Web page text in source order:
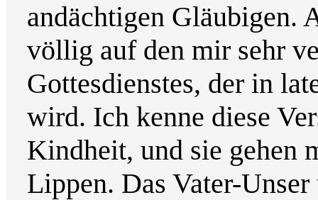
andächtigen Gläubigen.
völlig auf den mir sehr
Gottesdienstes, der in
wird. Ich kenne diese
Kindheit, und sie gehen
Lippen. Das Vater-